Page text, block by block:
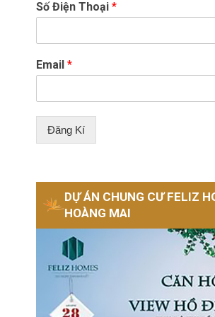
Số Điện Thoại*
Email*
Đăng Kí
DỰ ÁN CHUNG CƯ FELIZ
HOÀNG MAI